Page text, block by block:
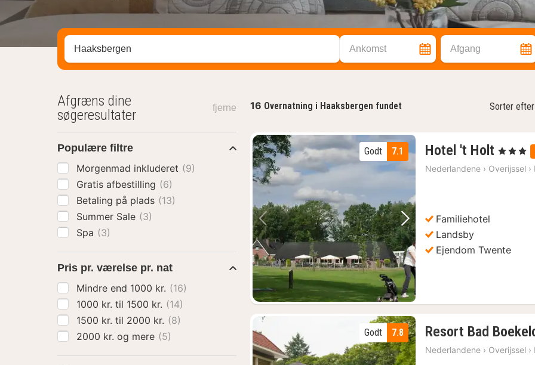
Søg efter destination ... Ankomst Afgang
16 Overnatning i Haaksbergen fundet Sorter efter
Forrige billede Næste billede
7.1
Godt Hotel 't Holt 1
nat
fra
, 3 Stjerner
Nederlandene › Overijssel ›
Familiehotel
Landsby
Ejendom Twente
7.8
Godt Resort Bad
Nederlandene › Overijssel ›
Afgræns dine
søgeresultater
fjerne
Populære filtre
Morgenmad inkluderet (9)
Gratis afbestilling (6)
Betaling på plads (13)
Summer Sale (3)
Spa (3)
Pris pr. værelse pr. nat
Mindre end 1000 kr. (16)
1000 kr. til 1500 kr. (14)
1500 kr. til 2000 kr. (8)
2000 kr. og mere (5)